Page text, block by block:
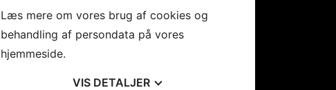
Læs mere om vores brug af cookies og
behandling af persondata på vores
hjemmeside.
VIS DETALJER